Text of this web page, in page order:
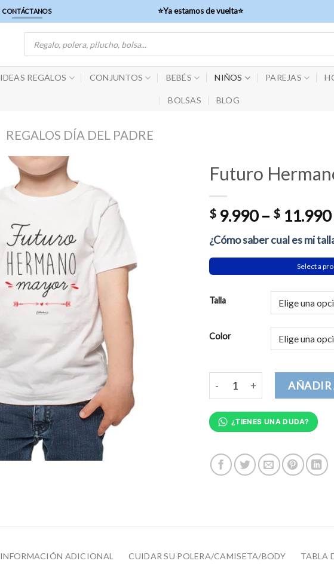
CONTÁCTANOS ⭐Ya estamos de vuelta⭐
Búsqueda
productos
IDEAS REGALOS CONJUNTOS BEBÉS NIÑOS PAREJAS
BOLSAS BLOG
REGALOS DÍA DEL PADRE
Futuro
$ 9.990– $ 11.990
¿Cómo saber cual es mi
Select a
Talla
Color
Futuro Hermano MayorAÑADIR
¿TIENES UNA DUDA?
INFORMACIÓN ADICIONAL CUIDAR SU POLERA/CAMISETA/BODY TABLA